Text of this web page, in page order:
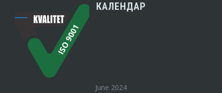
КАЛЕНДАР
June 2024